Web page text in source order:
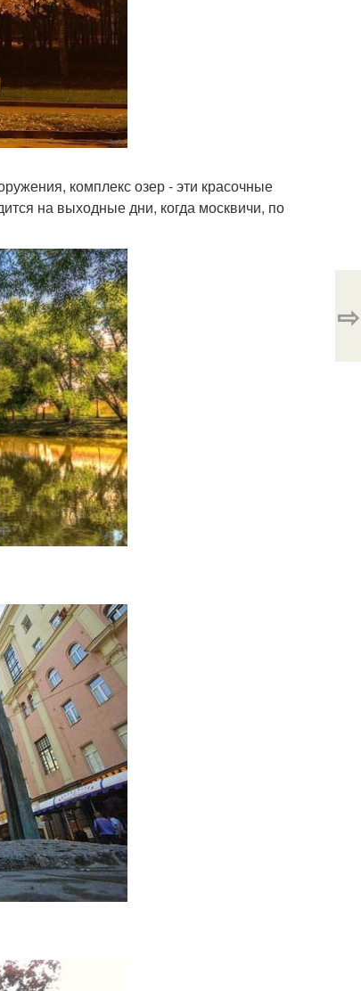
комплекс озер - эти красочные
на выходные дни, когда москвичи, по
⇨